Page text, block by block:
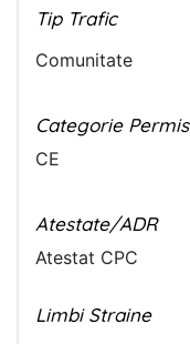
Tip Trafic
Comunitate
Categorie Permis
CE
Atestate/ADR
Atestat CPC
Limbi Straine